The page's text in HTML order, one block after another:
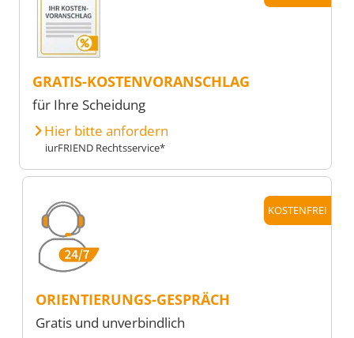
GRATIS-KOSTENVORANSCHLAG
für Ihre Scheidung
Hier bitte anfordern
iurFRIEND Rechtsservice*
KOSTENFREI
ORIENTIERUNGS-GESPRÄCH
Gratis und unverbindlich